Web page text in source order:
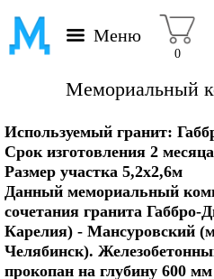
Меню
0
Мемориальный
Используемый гранит:
Срок изготовления 2 месяца
Размер участка 5,2х2,6м
Данный мемориальный
сочетания гранита Габбро-
Карелия) - Мансуровский
Челябинск).
прокопан на глубину 600